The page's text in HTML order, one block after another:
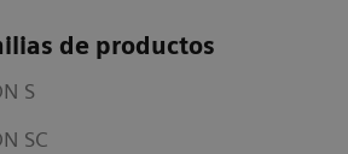
de productos
S
SC